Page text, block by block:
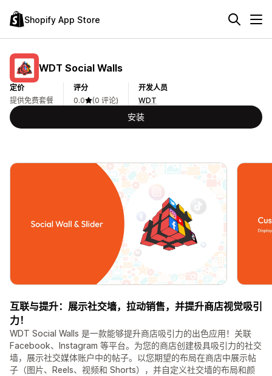
Shopify App Store
WDT Social Walls
定价
提供免费套餐
评分
0.0
(0 评论)
开发人员
WDT
安装
互联与提升：展示社交墙，拉动销售，并提升商店视觉吸引
力！
WDT Social Walls 是一款能够提升商店吸引力的出色应用！关联
Facebook、Instagram 等平台。为您的商店创建极具吸引力的社交
墙，展示社交媒体账户中的帖子。以您期望的布局在商店中展示帖
子（图片、Reels、视频和 Shorts），并自定义社交墙的布局和颜